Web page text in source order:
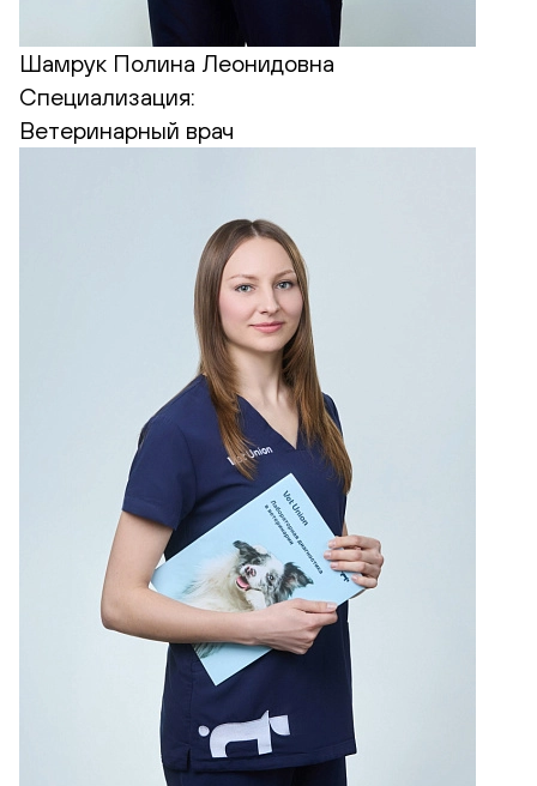
Шамрук Полина Леонидовна
Специализация:
Ветеринарный врач